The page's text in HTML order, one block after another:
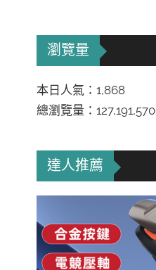
瀏覽量
本日人氣：1,868
總瀏覽量：127,191,570
達人推薦